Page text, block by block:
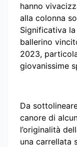
hanno
alla colonna
Significativa
ballerino
2023,
giovanissime
Da
canore di
l’originalità
una carrellata